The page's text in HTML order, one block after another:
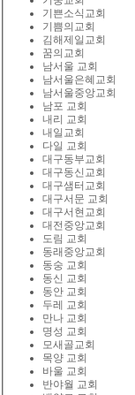
기쁜소식교회
기쁨의교회
김해제일교회
꿈의교회
남서울 교회
남서울은혜교회
남서울중앙교회
남포 교회
내리 교회
내일교회
다일 교회
대구동부교회
대구동신교회
대구샘터교회
대구서문 교회
대구서현교회
대전중앙교회
도림 교회
동래중앙교회
동숭 교회
동신 교회
동안 교회
두레 교회
만나 교회
명성 교회
모새골교회
목양 교회
바울 교회
반야월 교회